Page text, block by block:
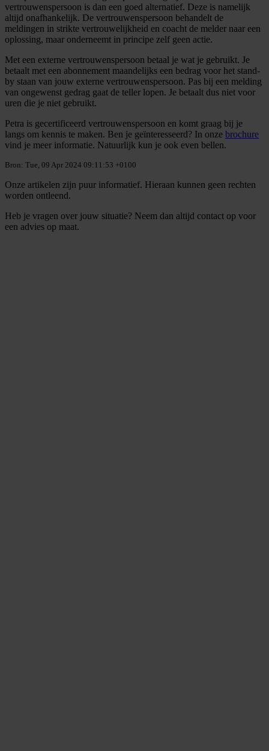
vertrouwenspersoon is dan een goed alternatief. Deze is namelijk
altijd onafhankelijk. De vertrouwenspersoon behandelt de
meldingen in strikte vertrouwelijkheid en coacht de melder naar een
oplossing, maar onderneemt in principe zelf geen actie.
Met een externe vertrouwenspersoon betaal je wat je gebruikt. Je
betaalt met een abonnement maandelijks een bedrag voor het stand-
by staan van jouw externe vertrouwenspersoon. Pas bij een melding
van ongewenst gedrag gaat de teller lopen. Je betaalt dus niet voor
uren die je niet gebruikt.
Petra is gecertificeerd vertrouwenspersoon en komt graag bij je
langs om kennis te maken. Ben je geïnteresseerd? In onze brochure
vind je meer informatie. Natuurlijk kun je ook even bellen.
Bron: Tue, 09 Apr 2024 09:11:53 +0100
Onze artikelen zijn puur informatief. Hieraan kunnen geen rechten
worden ontleend.
Heb je vragen over jouw situatie? Neem dan altijd contact op voor
een advies op maat.